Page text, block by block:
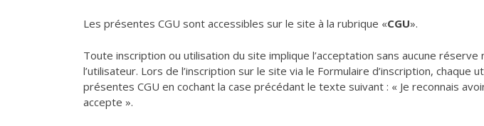
Les présentes CGU sont accessibles sur le site à la rubrique «CGU».
Toute inscription ou utilisation du site implique l’acceptation sans aucune
l’utilisateur. Lors de l’inscription sur le site via le Formulaire d’inscription,
présentes CGU en cochant la case précédant le texte suivant : « Je reconnais
accepte ».